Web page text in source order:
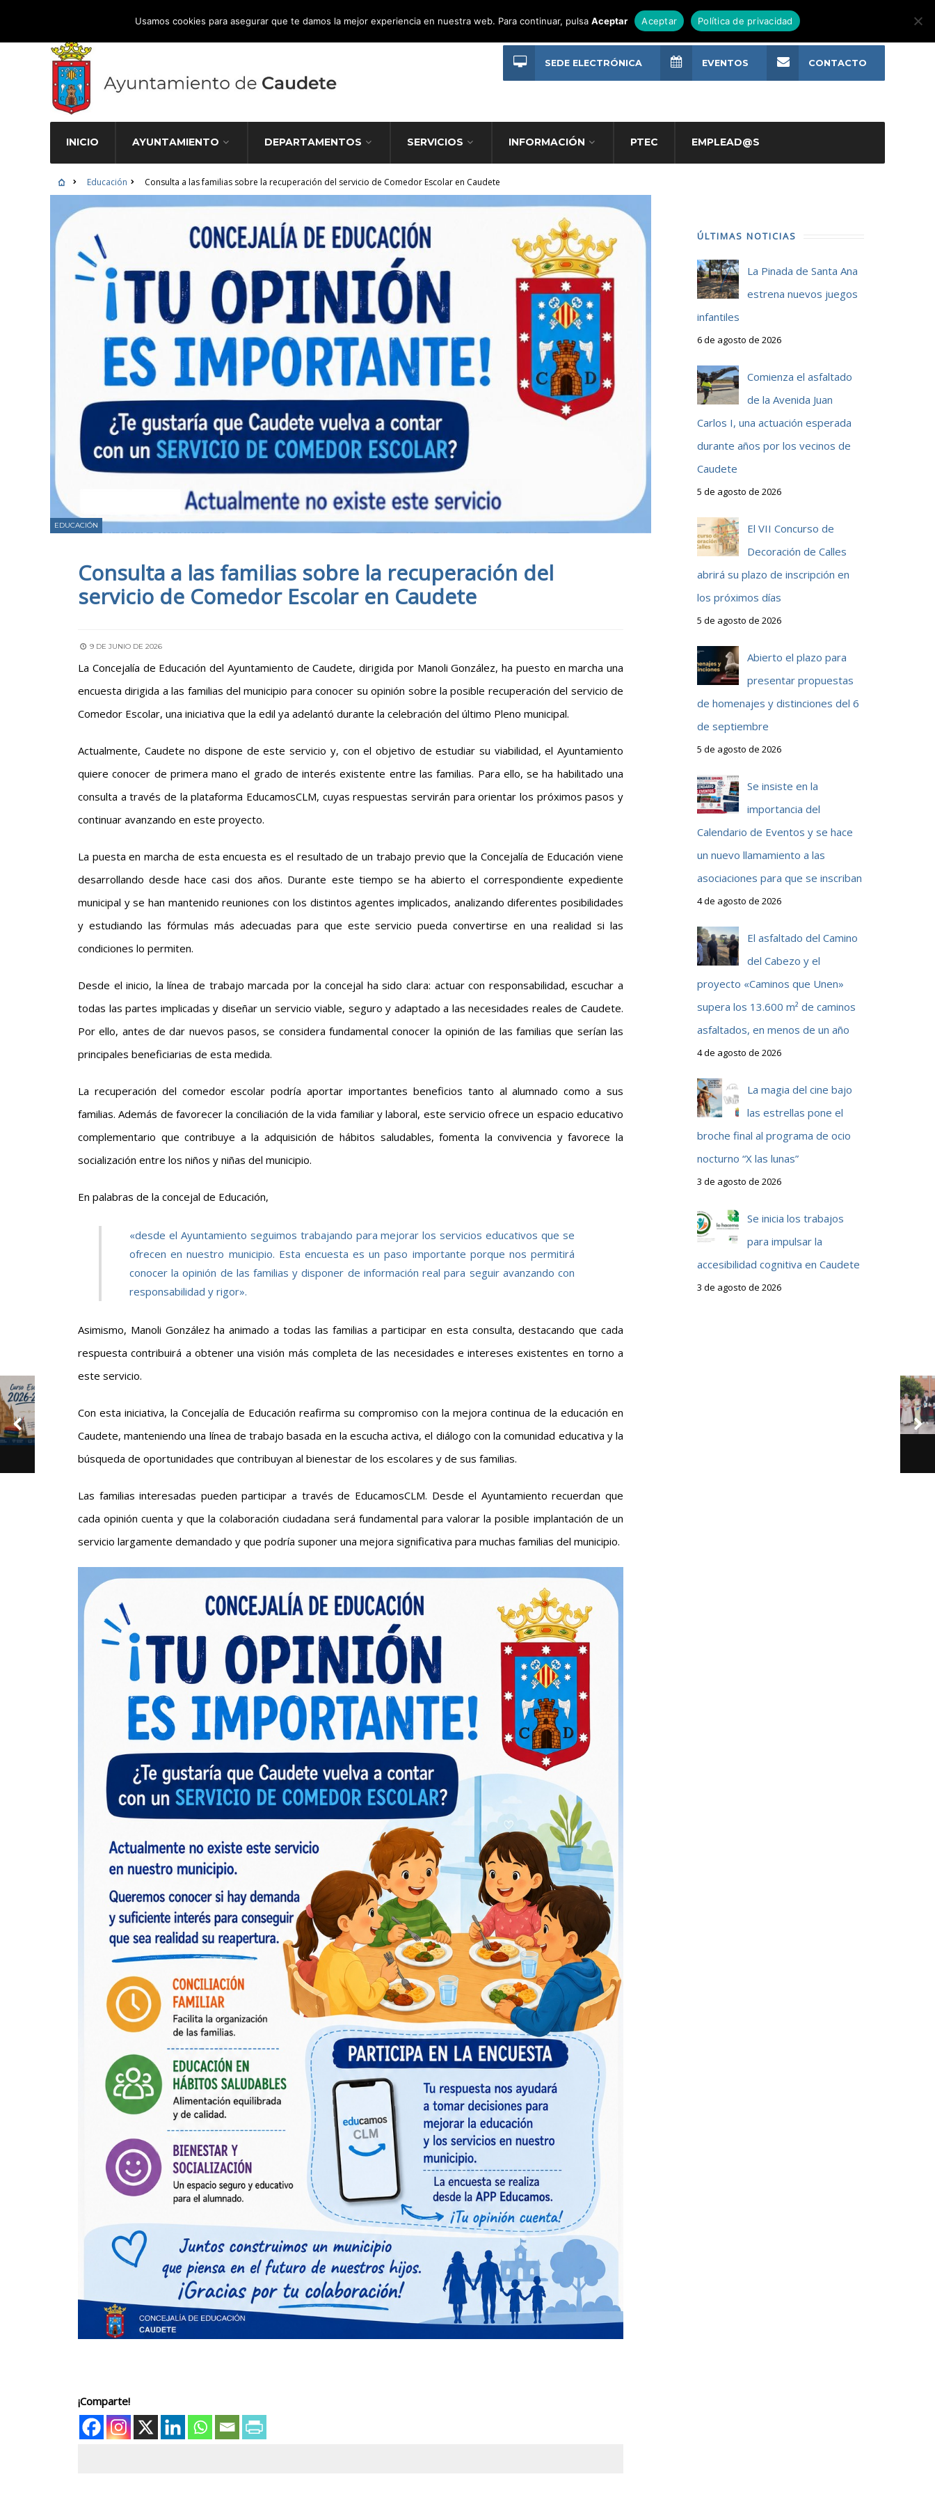
Atención Ciudadana 965 827 000
INICIO AYUNTAMIENTO DEPARTAMENTOS SERVICIOS INFORMACIÓN PTEC EMPLEAD@S
SEDE ELECTRÓNICA EVENTOS CONTACTO
Educación Consulta a las familias sobre la recuperación del servicio de Comedor Escolar en Caudete
EDUCACIÓN
Consulta a las familias sobre la recuperación del
servicio de Comedor Escolar en Caudete
9 DE JUNIO DE 2026
La Concejalía de Educación del Ayuntamiento de Caudete, dirigida por Manoli González, ha puesto en marcha una
encuesta dirigida a las familias del municipio para conocer su opinión sobre la posible recuperación del servicio de
Comedor Escolar, una iniciativa que la edil ya adelantó durante la celebración del último Pleno municipal.
Actualmente, Caudete no dispone de este servicio y, con el objetivo de estudiar su viabilidad, el Ayuntamiento
quiere conocer de primera mano el grado de interés existente entre las familias. Para ello, se ha habilitado una
consulta a través de la plataforma EducamosCLM, cuyas respuestas servirán para orientar los próximos pasos y
continuar avanzando en este proyecto.
La puesta en marcha de esta encuesta es el resultado de un trabajo previo que la Concejalía de Educación viene
desarrollando desde hace casi dos años. Durante este tiempo se ha abierto el correspondiente expediente
municipal y se han mantenido reuniones con los distintos agentes implicados, analizando diferentes posibilidades
y estudiando las fórmulas más adecuadas para que este servicio pueda convertirse en una realidad si las
condiciones lo permiten.
Desde el inicio, la línea de trabajo marcada por la concejal ha sido clara: actuar con responsabilidad, escuchar a
todas las partes implicadas y diseñar un servicio viable, seguro y adaptado a las necesidades reales de Caudete.
Por ello, antes de dar nuevos pasos, se considera fundamental conocer la opinión de las familias que serían las
principales beneficiarias de esta medida.
La recuperación del comedor escolar podría aportar importantes beneficios tanto al alumnado como a sus
familias. Además de favorecer la conciliación de la vida familiar y laboral, este servicio ofrece un espacio educativo
complementario que contribuye a la adquisición de hábitos saludables, fomenta la convivencia y favorece la
socialización entre los niños y niñas del municipio.
En palabras de la concejal de Educación,
«desde el Ayuntamiento seguimos trabajando para mejorar los servicios educativos que se
ofrecen en nuestro municipio. Esta encuesta es un paso importante porque nos permitirá
conocer la opinión de las familias y disponer de información real para seguir avanzando con
responsabilidad y rigor».
Asimismo, Manoli González ha animado a todas las familias a participar en esta consulta, destacando que cada
respuesta contribuirá a obtener una visión más completa de las necesidades e intereses existentes en torno a
este servicio.
Con esta iniciativa, la Concejalía de Educación reafirma su compromiso con la mejora continua de la educación en
Caudete, manteniendo una línea de trabajo basada en la escucha activa, el diálogo con la comunidad educativa y la
búsqueda de oportunidades que contribuyan al bienestar de los escolares y de sus familias.
Las familias interesadas pueden participar a través de EducamosCLM. Desde el Ayuntamiento recuerdan que
cada opinión cuenta y que la colaboración ciudadana será fundamental para valorar la posible implantación de un
servicio largamente demandado y que podría suponer una mejora significativa para muchas familias del municipio.
¡Comparte!
ÚLTIMAS NOTICIAS
La Pinada de Santa Ana
estrena nuevos juegos
infantiles
6 de agosto de 2026
Comienza el asfaltado
de la Avenida Juan
Carlos I, una actuación esperada
durante años por los vecinos de
Caudete
5 de agosto de 2026
El VII Concurso de
Decoración de Calles
abrirá su plazo de inscripción en
los próximos días
5 de agosto de 2026
Abierto el plazo para
presentar propuestas
de homenajes y distinciones del 6
de septiembre
5 de agosto de 2026
Se insiste en la
importancia del
Calendario de Eventos y se hace
un nuevo llamamiento a las
asociaciones para que se inscriban
4 de agosto de 2026
El asfaltado del Camino
del Cabezo y el
proyecto «Caminos que Unen»
supera los 13.600 m² de caminos
asfaltados, en menos de un año
4 de agosto de 2026
La magia del cine bajo
las estrellas pone el
broche final al programa de ocio
nocturno “X las lunas”
3 de agosto de 2026
Se inicia los trabajos
para impulsar la
accesibilidad cognitiva en Caudete
3 de agosto de 2026
Usamos cookies para asegurar que te damos la mejor experiencia en nuestra web. Para continuar, pulsaAceptar Aceptar Política de privacidad